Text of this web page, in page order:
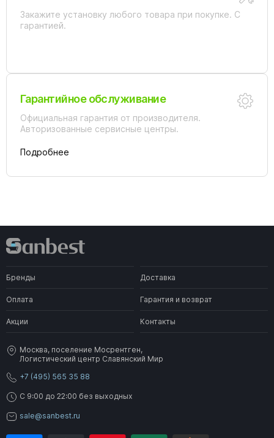
Закажите установку любого товара при покупке. С
гарантией.
Гарантийное обслуживание
Официальная гарантия от производителя.
Авторизованные сервисные центры.
Подробнее
Бренды Доставка
Оплата Гарантия и возврат
Акции Контакты
Москва, поселение Мосрентген,
Логистический центр Славянский Мир
+7 (495) 565 35 88
C 9:00 до 22:00 без выходных
sale@sanbest.ru